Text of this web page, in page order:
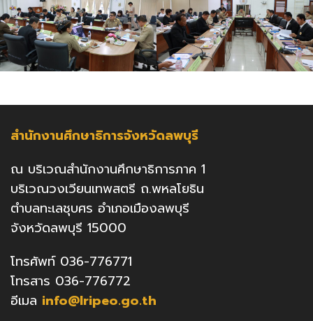
สำนักงานศึกษาธิการจังหวัดลพบุรี
ณ บริเวณสำนักงานศึกษาธิการภาค 1
บริเวณวงเวียนเทพสตรี ถ.พหลโยธิน
ตำบลทะเลชุบศร อำเภอเมืองลพบุรี
จังหวัดลพบุรี 15000
โทรศัพท์ 036-776771
โทรสาร 036-776772
อีเมล info@lripeo.go.th